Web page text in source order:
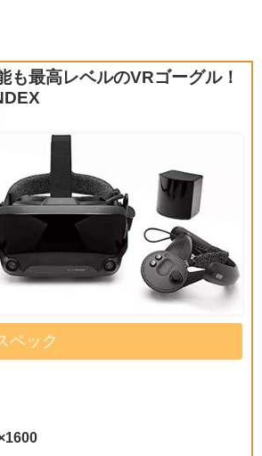
も最高レベルのVRゴーグル！
ペック